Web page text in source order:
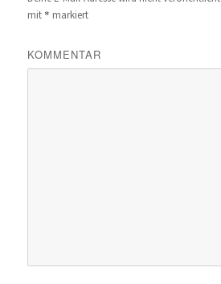
mit * markiert
KOMMENTAR